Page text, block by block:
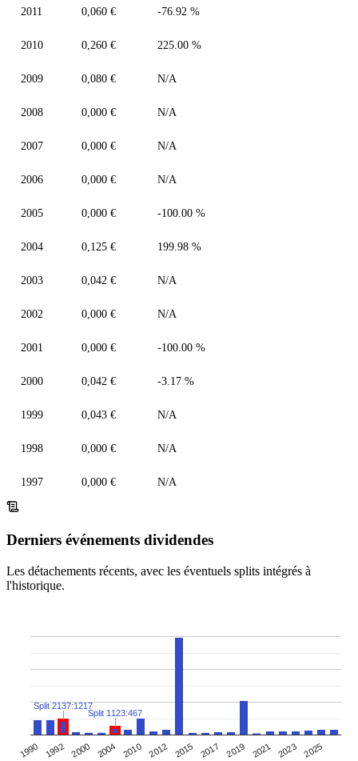
2011 0,060 € -76.92 %
2010 0,260 € 225.00 %
2009 0,080 € N/A
2008 0,000 € N/A
2007 0,000 € N/A
2006 0,000 € N/A
2005 0,000 € -100.00 %
2004 0,125 € 199.98 %
2003 0,042 € N/A
2002 0,000 € N/A
2001 0,000 € -100.00 %
2000 0,042 € -3.17 %
1999 0,043 € N/A
1998 0,000 € N/A
1997 0,000 € N/A
Derniers événements dividendes
Les détachements récents, avec les éventuels splits intégrés à
l'historique.
1990 1992 2000 2004 2010 2012 2015 2017 2019 2021 2023 2025
Split 2137:1217
Split 1123:467